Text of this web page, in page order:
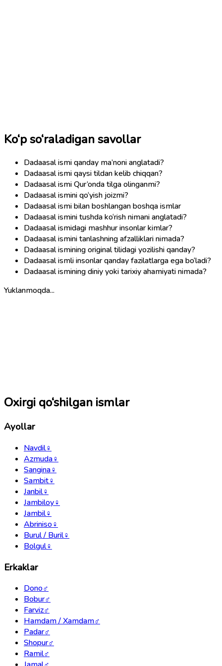
Ko‘p so‘raladigan savollar
Dadaasal ismi qanday ma’noni anglatadi?
Dadaasal ismi qaysi tildan kelib chiqqan?
Dadaasal ismi Qur’onda tilga olinganmi?
Dadaasal ismini qo‘yish joizmi?
Dadaasal ismi bilan boshlangan boshqa ismlar
Dadaasal ismini tushda ko‘rish nimani anglatadi?
Dadaasal ismidagi mashhur insonlar kimlar?
Dadaasal ismini tanlashning afzalliklari nimada?
Dadaasal ismining original tilidagi yozilishi qanday?
Dadaasal ismli insonlar qanday fazilatlarga ega bo‘ladi?
Dadaasal ismining diniy yoki tarixiy ahamiyati nimada?
Yuklanmoqda...
Oxirgi qo‘shilgan ismlar
Ayollar
Navdil♀
Azmuda♀
Sangina♀
Sambit♀
Janbil♀
Jambiloy♀
Jambil♀
Abriniso♀
Burul / Buril♀
Bolgul♀
Erkaklar
Dono♂
Bobur♂
Farviz♂
Hamdam / Xamdam♂
Padar♂
Shopur♂
Ramil♂